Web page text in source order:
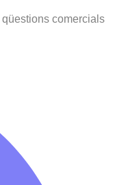
comercials